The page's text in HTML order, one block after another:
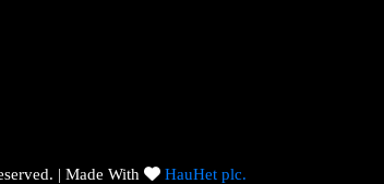
| Made With HauHet plc.